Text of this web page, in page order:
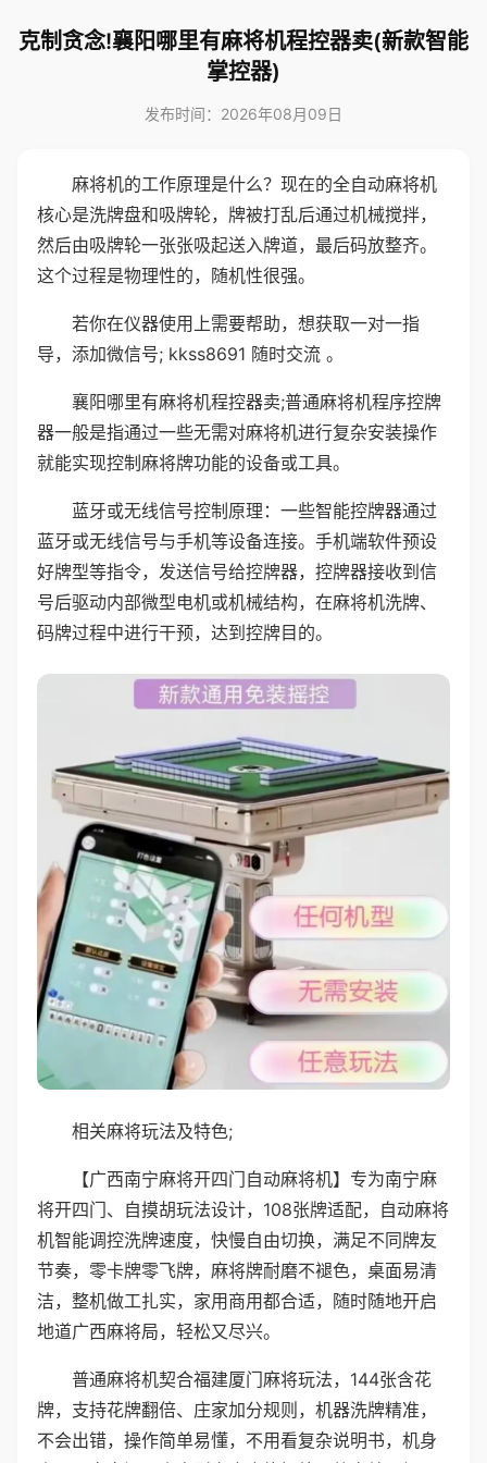
克制贪念!襄阳哪里有麻将机程控器卖(新款智能
掌控器)
发布时间：2026年08月09日
麻将机的工作原理是什么？现在的全自动麻将机
核心是洗牌盘和吸牌轮，牌被打乱后通过机械搅拌，
然后由吸牌轮一张张吸起送入牌道，最后码放整齐。
这个过程是物理性的，随机性很强。
若你在仪器使用上需要帮助，想获取一对一指
导，添加微信号; kkss8691 随时交流 。
襄阳哪里有麻将机程控器卖;普通麻将机程序控牌
器一般是指通过一些无需对麻将机进行复杂安装操作
就能实现控制麻将牌功能的设备或工具。
蓝牙或无线信号控制原理：一些智能控牌器通过
蓝牙或无线信号与手机等设备连接。手机端软件预设
好牌型等指令，发送信号给控牌器，控牌器接收到信
号后驱动内部微型电机或机械结构，在麻将机洗牌、
码牌过程中进行干预，达到控牌目的。
相关麻将玩法及特色;
【广西南宁麻将开四门自动麻将机】专为南宁麻
将开四门、自摸胡玩法设计，108张牌适配，自动麻将
机智能调控洗牌速度，快慢自由切换，满足不同牌友
节奏，零卡牌零飞牌，麻将牌耐磨不褪色，桌面易清
洁，整机做工扎实，家用商用都合适，随时随地开启
地道广西麻将局，轻松又尽兴。
普通麻将机契合福建厦门麻将玩法，144张含花
牌，支持花牌翻倍、庄家加分规则，机器洗牌精准，
不会出错，操作简单易懂，不用看复杂说明书，机身